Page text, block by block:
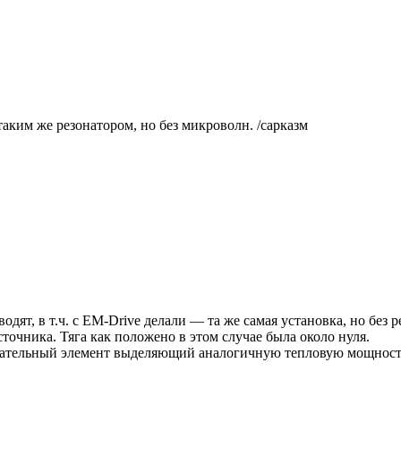
же резонатором, но без микроволн. /сарказм
в т.ч. с EM-Drive делали — та же самая установка, но без
Тяга как положено в этом случае была около нуля.
элемент выделяющий аналогичную тепловую